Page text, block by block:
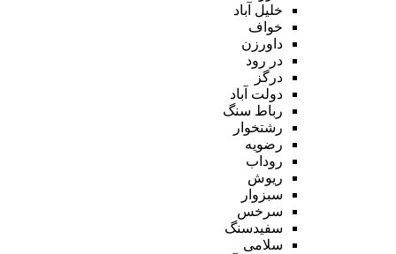
خلیل آباد
خواف
داورزن
در رود
درگز
دولت آباد
رباط سنگ
رشتخوار
رضویه
روداب
ریوش
سبزوار
سرخس
سفیدسنگ
سلامی